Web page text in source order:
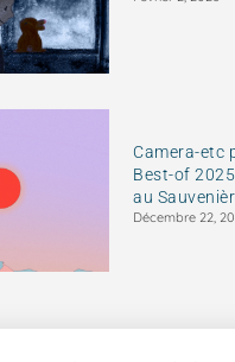
Camera-etc
Best-of
au
Décembre 22,